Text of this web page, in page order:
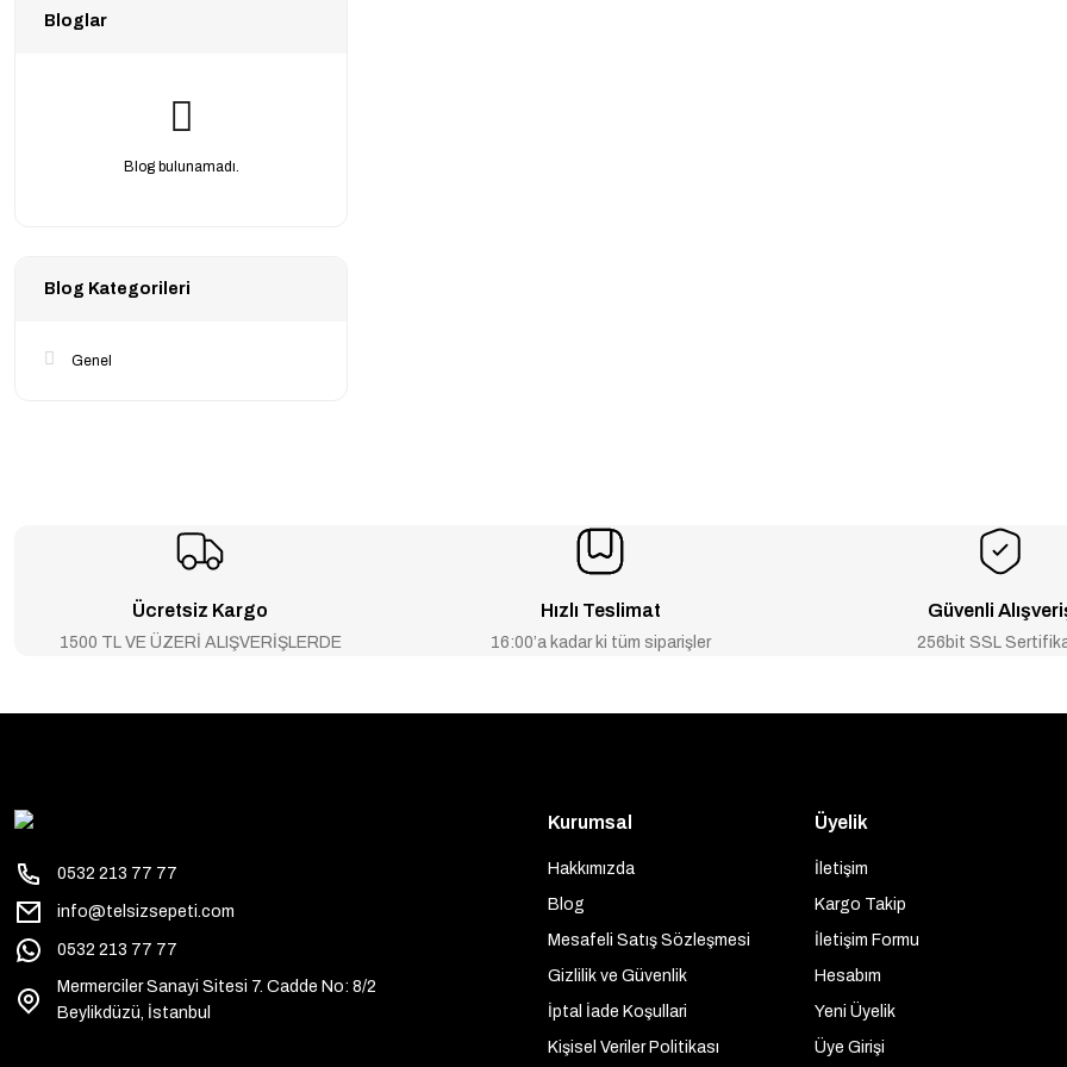
Bloglar
Blog bulunamadı.
Blog Kategorileri
Genel
Ücretsiz Kargo
1500 TL VE ÜZERİ ALIŞVERİŞLERDE
Hızlı Teslimat
16:00’a kadar ki tüm siparişler
Güvenli
256bit SSL
0532 213 77 77
info@telsizsepeti.com
0532 213 77 77
Mermerciler Sanayi Sitesi 7. Cadde No: 8/2
Beylikdüzü, İstanbul
Kurumsal
Hakkımızda
Blog
Mesafeli Satış Sözleşmesi
Gizlilik ve Güvenlik
İptal İade Koşullari
Kişisel Veriler Politikası
Üyelik
İletişim
Kargo Takip
İletişim Formu
Hesabım
Yeni Üyelik
Üye Girişi